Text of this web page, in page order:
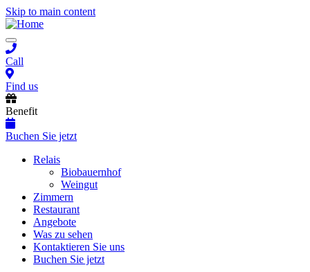
Skip to main content
Toggle
navigation
Call
Find us
Benefit
Buchen Sie jetzt
Main
navigation
Relais
Biobauernhof
Weingut
Zimmern
Restaurant
Angebote
Was zu sehen
Kontaktieren Sie uns
Buchen Sie jetzt